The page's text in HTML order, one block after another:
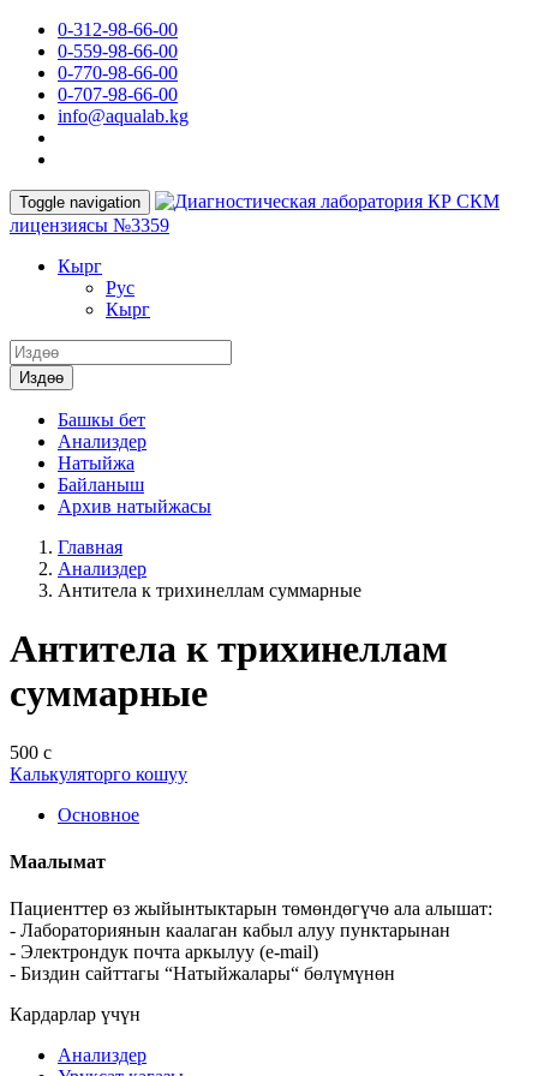
0-312-98-66-00
0-559-98-66-00
0-770-98-66-00
0-707-98-66-00
info@aqualab.kg
Toggle navigation
КР СКМ
лицензиясы №3359
Кырг
Руc
Кырг
Издөө
Башкы бет
Анализдер
Натыйжа
Байланыш
Архив натыйжасы
Главная
Анализдер
Антитела к трихинеллам суммарные
Антитела к трихинеллам
суммарные
500 с
Калькуляторго кошуу
Основное
Маалымат
Пациенттер өз жыйынтыктарын төмөндөгүчө ала алышат:
- Лабораториянын каалаган кабыл алуу пунктарынан
- Электрондук почта аркылуу (e-mail)
- Биздин сайттагы “Натыйжалары“ бөлүмүнөн
Кардарлар үчүн
Анализдер